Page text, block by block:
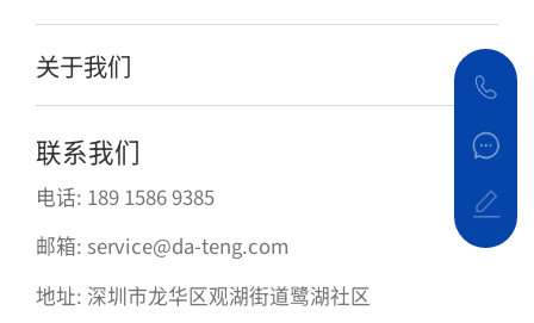
关于我们
联系我们
电话: 189 1586 9385
邮箱: service@da-teng.com
地址: 深圳市龙华区观湖街道鹭湖社区